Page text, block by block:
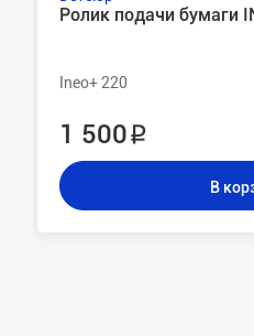
Ролик подачи бумаги
Ineo+ 220
1 500 ₽
В